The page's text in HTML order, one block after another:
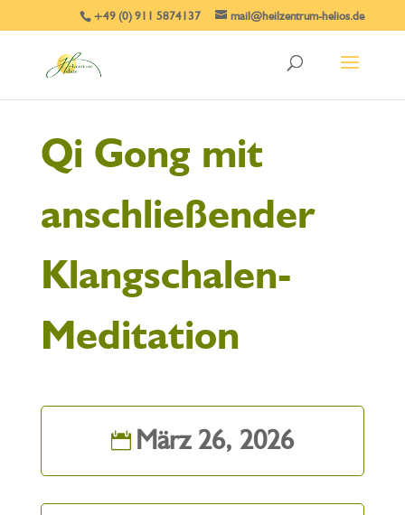
+49 (0) 911 5874137 mail@heilzentrum-helios.de
Qi Gong mit
anschließender
Klangschalen-
Meditation
März 26, 2026